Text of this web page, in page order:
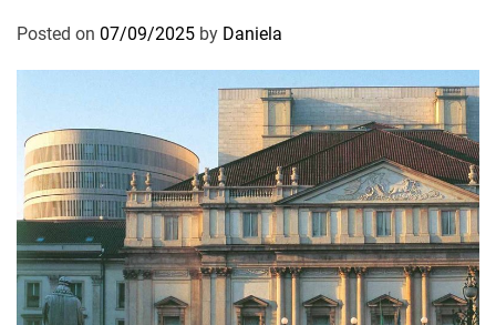
r
s
i
l
i
e
n
,
d
a
Posted on 07/09/2025 by Daniela